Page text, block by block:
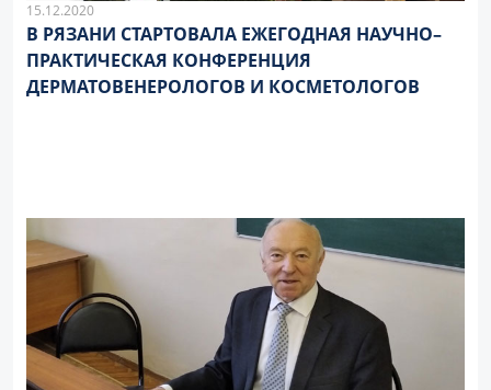
15.12.2020
В РЯЗАНИ СТАРТОВАЛА ЕЖЕГОДНАЯ НАУЧНО–
ПРАКТИЧЕСКАЯ КОНФЕРЕНЦИЯ
ДЕРМАТОВЕНЕРОЛОГОВ И КОСМЕТОЛОГОВ